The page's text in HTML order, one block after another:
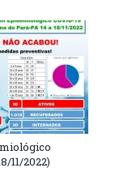
11/2022)